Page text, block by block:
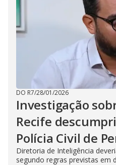
DO R7/28/01/2026
Investigação
Recife
Polícia Civil de
Diretoria de Inteligência
segundo regras previstas em